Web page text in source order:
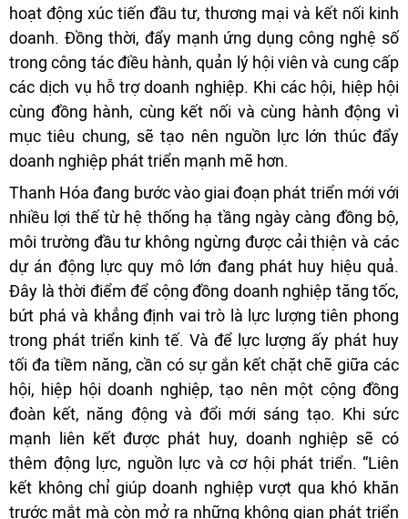
hoạt động xúc tiến đầu tư, thương mại và kết nối kinh
doanh. Đồng thời, đẩy mạnh ứng dụng công nghệ số
trong công tác điều hành, quản lý hội viên và cung cấp
các dịch vụ hỗ trợ doanh nghiệp. Khi các hội, hiệp hội
cùng đồng hành, cùng kết nối và cùng hành động vì
mục tiêu chung, sẽ tạo nên nguồn lực lớn thúc đẩy
doanh nghiệp phát triển mạnh mẽ hơn.
Thanh Hóa đang bước vào giai đoạn phát triển mới với
nhiều lợi thế từ hệ thống hạ tầng ngày càng đồng bộ,
môi trường đầu tư không ngừng được cải thiện và các
dự án động lực quy mô lớn đang phát huy hiệu quả.
Đây là thời điểm để cộng đồng doanh nghiệp tăng tốc,
bứt phá và khẳng định vai trò là lực lượng tiên phong
trong phát triển kinh tế. Và để lực lượng ấy phát huy
tối đa tiềm năng, cần có sự gắn kết chặt chẽ giữa các
hội, hiệp hội doanh nghiệp, tạo nên một cộng đồng
đoàn kết, năng động và đổi mới sáng tạo. Khi sức
mạnh liên kết được phát huy, doanh nghiệp sẽ có
thêm động lực, nguồn lực và cơ hội phát triển. “Liên
kết không chỉ giúp doanh nghiệp vượt qua khó khăn
trước mắt mà còn mở ra những không gian phát triển